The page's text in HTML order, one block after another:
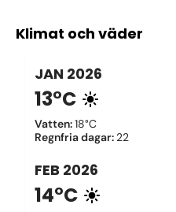
Klimat och väder
JAN 2026
13°C
Vatten:18°C
Regnfria dagar: 22
FEB 2026
14°C